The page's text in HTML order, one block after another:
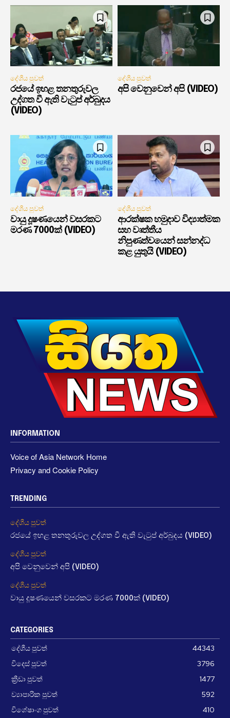
දේශීය පුවත්
රජයේ ඉහළ තනතුරුවල
උද්ගත වී ඇති වැටුප් අර්බුදය
(VIDEO)
දේශීය පුවත්
අපි වෙනුවෙන් අපි (VIDEO)
දේශීය පුවත්
වායු දූෂණයෙන් වසරකට
මරණ 7000ක් (VIDEO)
දේශීය පුවත්
ආරක්ෂක හමුදාව විද්‍යාත්මක
සහ වෘත්තීය
නිපුණත්වයෙන් සන්නද්ධ
කළ යුතුයි (VIDEO)
INFORMATION
Voice of Asia Network Home
Privacy and Cookie Policy
TRENDING
දේශීය පුවත්
රජයේ ඉහළ තනතුරුවල උද්ගත වී ඇති වැටුප් අර්බුදය (VIDEO)
දේශීය පුවත්
අපි වෙනුවෙන් අපි (VIDEO)
දේශීය පුවත්
වායු දූෂණයෙන් වසරකට මරණ 7000ක් (VIDEO)
CATEGORIES
දේශීය පුවත්
44343
විදෙස් පුවත්
3796
ක්‍රීඩා පුවත්
1477
ව්‍යාපාරික පුවත්
592
විශේෂාංග පුවත්
410